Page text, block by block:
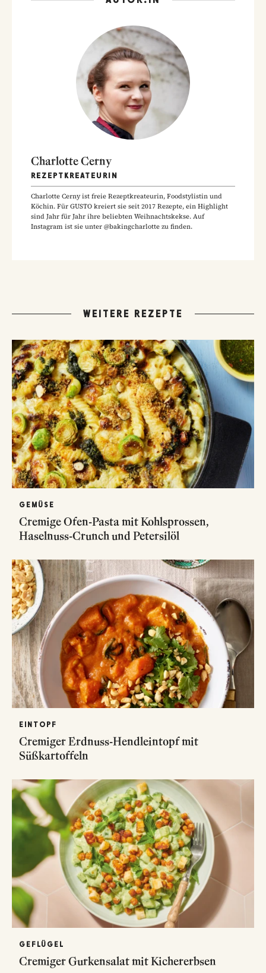
Charlotte Cerny
REZEPTKREATEURIN
Charlotte Cerny ist freie Rezeptkreateurin, Foodstylistin und
Köchin. Für GUSTO kreiert sie seit 2017 Rezepte, ein Highlight
sind Jahr für Jahr ihre beliebten Weihnachtskekse. Auf
Instagram ist sie unter @bakingcharlotte zu finden.
WEITERE REZEPTE
GEMÜSE
Cremige Ofen-Pasta mit Kohlsprossen,
Haselnuss-Crunch und Petersilöl
EINTOPF
Cremiger Erdnuss-Hendleintopf mit
Süßkartoffeln
GEFLÜGEL
Cremiger Gurkensalat mit Kichererbsen